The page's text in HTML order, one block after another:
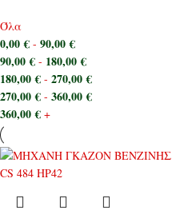
Όλα
0,00€ - 90,00€
90,00€ - 180,00€
180,00€ - 270,00€
270,00€ - 360,00€
360,00€ +